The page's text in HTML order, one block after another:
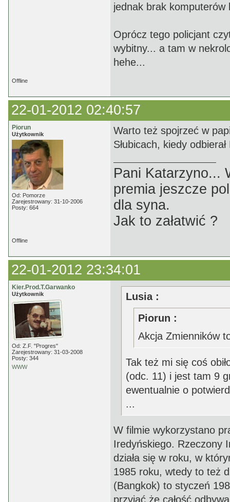
jednak brak komputerów
Oprócz tego policjant
wybitny... a tam w
hehe...
Offline
22-01-2012 02:40:57
Piorun
Użytkownik
Od: Pomorze
Zarejestrowany: 31-10-2006
Posty: 664
Warto też spojrzeć w
Słubicach, kiedy
Pani Katarzyno...
premia jeszcze
dla syna.
Jak to załatwić ?
Offline
22-01-2012 23:34:01
Kier.Prod.T.Garwanko
Użytkownik
Od: Z.F. "Progres"
Zarejestrowany: 31-03-2008
Posty: 344
WWW
Lusia :
Piorun :
Akcja Zmienników
Tak też mi się coś
(odc. 11) i jest tam 9
ewentualnie o
...
W filmie wykorzystano
Iredyńskiego. Rzeczony
działa się w roku, w
1985 roku, wtedy to też
(Bangkok) to styczeń
przyjąć że całość